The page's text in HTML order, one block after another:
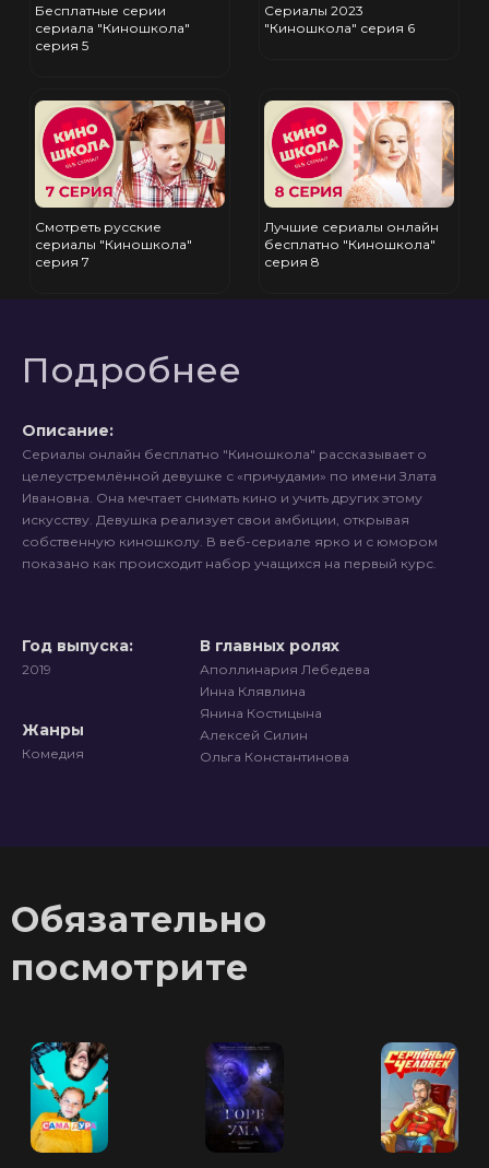
Бесплатные серии
сериала "Киношкола"
серия 5
Сериалы 2023
"Киношкола" серия 6
Смотреть русские
сериалы "Киношкола"
серия 7
Лучшие сериалы онлайн
бесплатно "Киношкола"
серия 8
Подробнее
Описание:
Сериалы онлайн бесплатно "Киношкола" рассказывает о
целеустремлённой девушке с «причудами» по имени Злата
Ивановна. Она мечтает снимать кино и учить других этому
искусству. Девушка реализует свои амбиции, открывая
собственную киношколу. В веб-сериале ярко и с юмором
показано как происходит набор учащихся на первый курс.
Год выпуска:
2019
Жанры
Комедия
В главных ролях
Аполлинария Лебедева
Инна Клявлина
Янина Костицына
Алексей Силин
Ольга Константинова
Обязательно
посмотрите